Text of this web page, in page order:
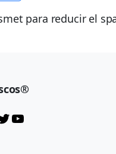
para reducir el
YouTube